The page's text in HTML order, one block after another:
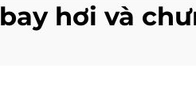
bay hơi và